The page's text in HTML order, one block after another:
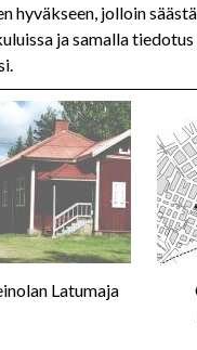
hyväkseen, jolloin
ja samalla
Latumaja